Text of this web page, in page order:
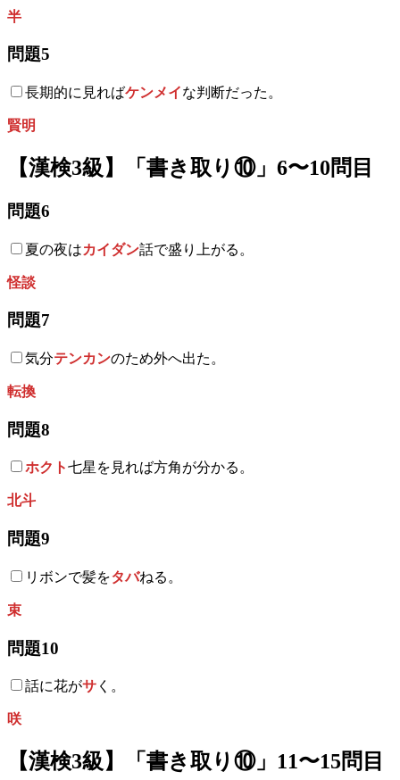
半
問題5
長期的に見ればケンメイな判断だった。
賢明
【漢検3級】「書き取り⑩」6〜10問目
問題6
夏の夜はカイダン話で盛り上がる。
怪談
問題7
気分テンカンのため外へ出た。
転換
問題8
ホクト七星を見れば方角が分かる。
北斗
問題9
リボンで髪をタバねる。
束
問題10
話に花がサ く。
咲
【漢検3級】「書き取り⑩」11〜15問目